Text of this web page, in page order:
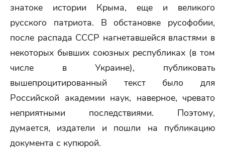
знатоке истории Крыма, еще и великого
русского патриота. В обстановке русофобии,
после распада СССР нагнетавшейся властями в
некоторых бывших союзных республиках (в том
числе в Украине), публиковать
вышепроцитированный текст было для
Российской академии наук, наверное, чревато
неприятными последствиями. Поэтому,
думается, издатели и пошли на публикацию
документа с купюрой.